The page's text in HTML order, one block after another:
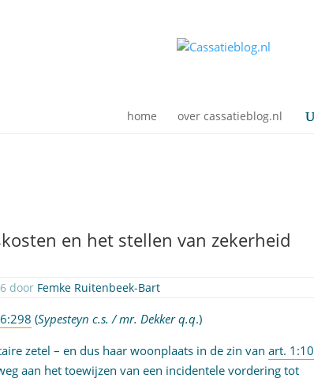
home over cassatieblog.nl
en het stellen van zekerheid
door Femke Ruitenbeek-Bart
(Sypesteyn c.s. / mr. Dekker q.q.)
zetel – en dus haar woonplaats in de zin vanart. 1:10
aan het toewijzen van een incidentele vordering tot